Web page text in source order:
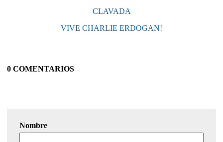
CLAVADA
VIVE CHARLIE ERDOGAN!
0 COMENTARIOS
Nombre